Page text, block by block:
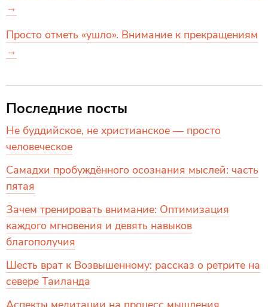
→
Просто отметь «ушло». Внимание к прекращениям
→
Последние посты
Не буддийское, не христианское — просто
человеческое
Самадхи пробуждённого осознания мыслей: часть
пятая
Зачем тренировать внимание: Оптимизация
каждого мгновения и девять навыков
благополучия
Шесть врат к Возвышенному: рассказ о ретрите на
севере Таиланда